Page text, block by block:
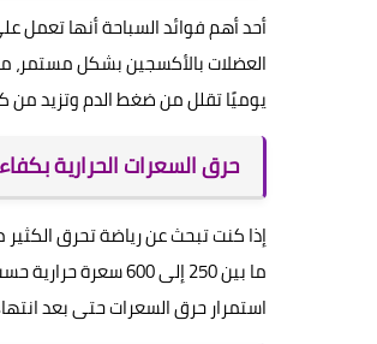
أحد أهم فوائد السباحة أنها تعمل
العضلات بالأكسجين بشكل مستمر،
يوميًا تقلل من ضغط الدم وتزيد من
حرق السعرات الحرارية
إذا كنت تبحث عن رياضة تحرق الكثير
ما بين 250 إلى
استمرار حرق السعرات حتى بعد